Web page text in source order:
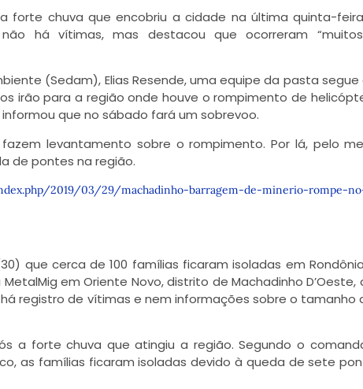
forte chuva que encobriu a cidade na última quinta-
há vítimas, mas destacou que ocorreram
(Sedam), Elias Resende, uma equipe da pasta segue
irão para a região onde houve o rompimento de
que no sábado fará um sobrevoo.
levantamento sobre o rompimento. Por lá, pelo
de pontes na região.
2019/03/29/machadinho-barragem-de-minerio-rompe-
que cerca de 100 famílias ficaram isoladas em
em Oriente Novo, distrito de Machadinho D’Oeste,
registro de vítimas e nem informações sobre o tamanho
a forte chuva que atingiu a região. Segundo o
as famílias ficaram isoladas devido à queda de sete